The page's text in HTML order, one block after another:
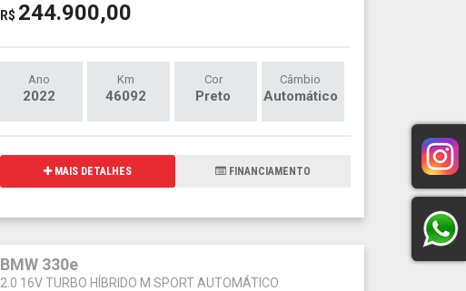
R$ 244.900,00
Ano
2022
Km
46092
Cor
Preto
Câmbio
Automático
MAIS DETALHES FINANCIAMENTO
BMW 330e
2.0 16V TURBO HÍBRIDO M SPORT AUTOMÁTICO